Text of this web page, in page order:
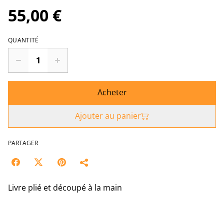
55,00 €
QUANTITÉ
Acheter
Ajouter au panier
PARTAGER
Livre plié et découpé à la main